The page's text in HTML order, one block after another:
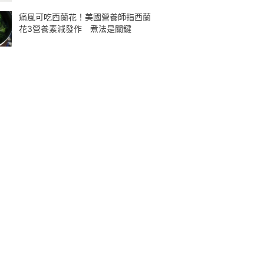
痛風可吃西蘭花！美國營養師指西蘭
花3營養素減發作 煮法是關鍵